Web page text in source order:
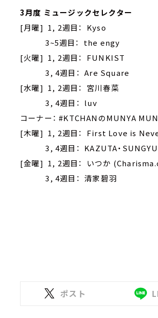
3月度 ミュージックセレクター
[月曜] 1, 2週目： Kyso
3~5週目： the engy
[火曜] 1, 2週目： FUNKIST
3, 4週目： Are Square
[水曜] 1, 2週目： 宮川春菜
3, 4週目： luv
コーナー： #KTCHANのMUNYA
[木曜] 1, 2週目： First Love is
3, 4週目： KAZUTA・
[金曜] 1, 2週目： いつか
3, 4週目： 清家碧羽
ポスト